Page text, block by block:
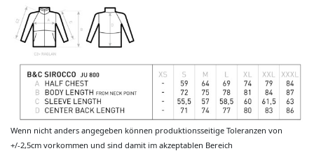
Wenn nicht anders angegeben können produktionsseitige Toleranzen von
+/-2,5cm vorkommen und sind damit im akzeptablen Bereich